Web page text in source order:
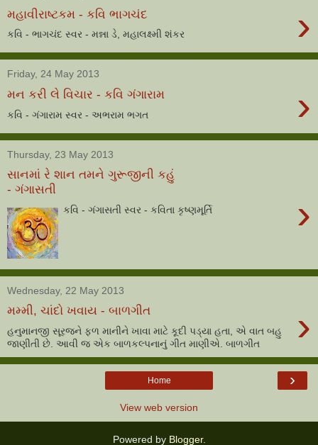
મહાવીરાષ્ટકમ - કવિ ભાગચંદ ›
કવિ - ભાગચંદ સ્વર - મન્ના ડે, મહાલક્ષ્મી શંકર
Friday, 24 May 2013
મન કરી લે વિચાર - કવિ ગંગારામ ›
કવિ - ગંગારામ સ્વર - અભરામ ભગત
Thursday, 23 May 2013
સાનમાં રે શાન તમને ગુરૂજીની કહું
- ગંગાસતી
›
કવિ - ગંગાસતી સ્વર - કવિતા કૃષ્ણમૂર્તિ
Wednesday, 22 May 2013
મમ્મી, ચાંદો ખવાય - બાળગીત ›
હનુમાનજી સૂરજને ફળ માનીને ખાવા માટે કૂદી પડ્યા હતા, એ વાત બહુ
જાણીતી છે. આવી જ એક બાળકલ્પનાનું ગીત માણીએ. બાળગીત
›
Home
View web version
Powered by Blogger.